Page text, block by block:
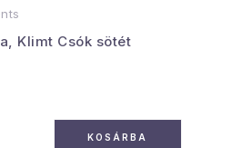
Klimt Csók sötét
KOSÁRBA